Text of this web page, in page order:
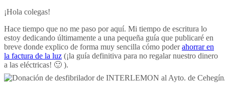
¡Hola colegas!
Hace tiempo que no me paso por aquí. Mi tiempo de escritura lo
estoy dedicando últimamente a una pequeña guía que publicaré en
breve donde explico de forma muy sencilla cómo poderahorrar en
la factura de la luz (¡la guía definitiva para no regalar nuestro dinero
a las eléctricas! 🙂 ).